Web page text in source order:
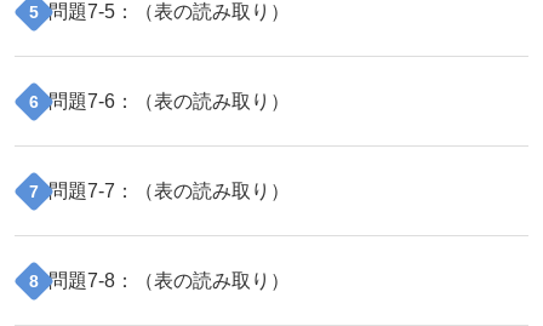
5 問題7-5 ：（表の読み取り ）
6 問題7-6 ：（表の読み取り ）
7 問題7-7 ：（表の読み取り ）
8 問題7-8 ：（表の読み取り ）